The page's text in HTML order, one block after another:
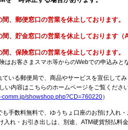
、郵便窓口の営業を休止しております。
、貯金窓口の営業を休止しております（
、保険窓口の営業を休止しております。
はお客さまスマホ等からのWebでの申込みと
ている郵便局で、商品やサービスを宣伝して
い内容はこちらのホームページをご覧くださ
comm.jp/showshop.php?CD=760220）
も手数料無料で、ゆうちょ口座のお預け入れ
入れ・お引き出しは、別途、ATM硬貨預払料